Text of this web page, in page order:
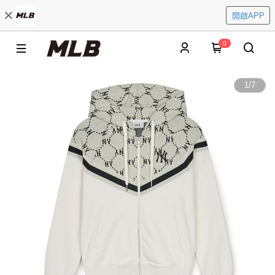
開啟APP
0
1/7